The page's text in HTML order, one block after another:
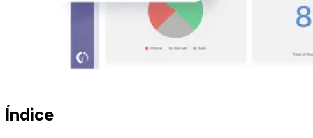
Índice